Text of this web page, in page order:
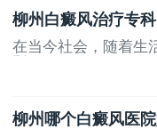
柳州白癜风治疗专
在当今社会，随着生
柳州哪个白癜风医